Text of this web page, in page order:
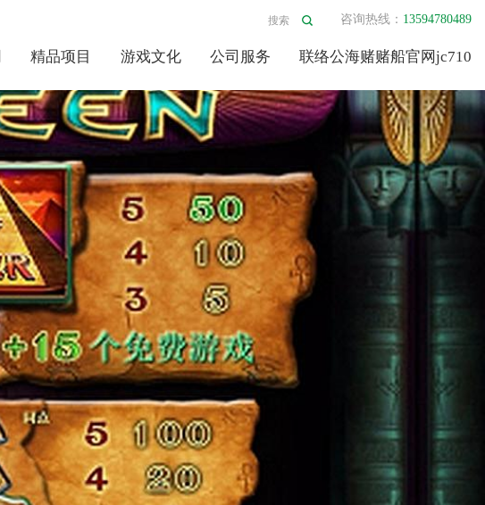
咨询热线： 13594780489
精品项目 游戏文化 公司服务 联络公海赌赌船官网jc710